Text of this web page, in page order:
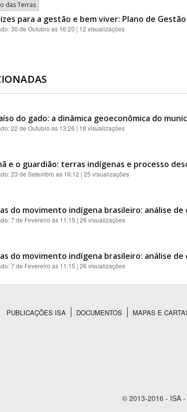
das Terras
para a gestão e bem viver: Plano de
30 de Outubro as 16:20 | 12 visualizações
do gado: a dinâmica geoeconômica do
22 de Outubro as 13:26 | 18 visualizações
e o guardião: terras indígenas e processo
23 de Setembro as 16:12 | 25 visualizações
do movimento indígena brasileiro: análise
7 de Fevereiro as 11:15 | 26 visualizações
do movimento indígena brasileiro: análise
7 de Fevereiro as 11:15 | 26 visualizações
PUBLICAÇÕES ISA DOCUMENTOS MAPAS E
© 2013-2016 - ISA